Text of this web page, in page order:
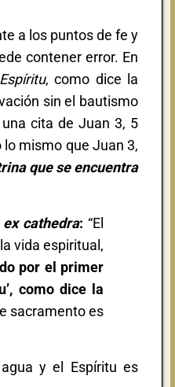
a los puntos de fe y
contener error. En
, como dice la
sin el bautismo
cita de Juan 3, 5
mismo que Juan 3,
que se encuentra
ex cathedra: “El
vida espiritual,
por el primer
como dice la
sacramento es
y el Espíritu es